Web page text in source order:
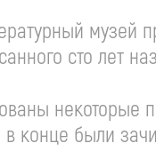
музей
сто лет
некоторые
конце были